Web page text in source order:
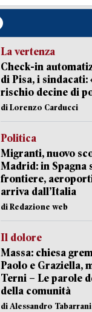
La vertenza
Check-in
di Pisa, i
rischio decine di
di Lorenzo Carducci
Politica
Migranti, nuovo
Madrid: in
frontiere,
arriva dall’Italia
di Redazione web
Il dolore
Massa: chiesa
Paolo e Graziella,
Terni – Le parole
della comunità
di Alessandro Tabarrani